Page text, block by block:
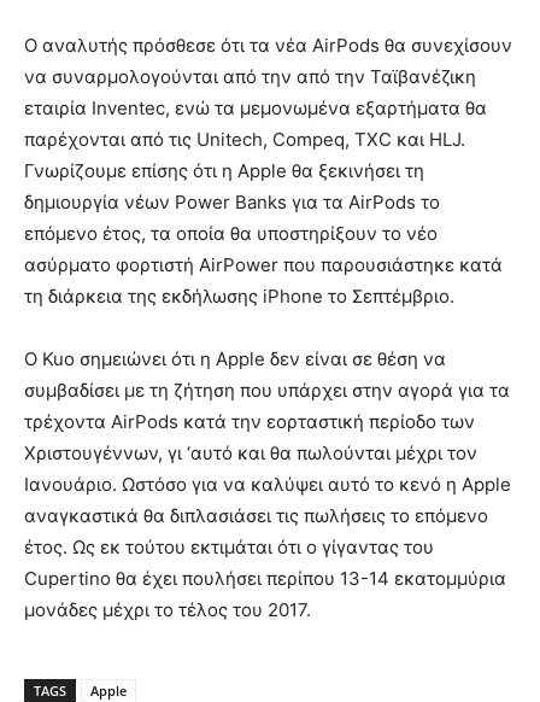
Ο αναλυτής πρόσθεσε ότι τα νέα AirPods θα συνεχίσουν
να συναρμολογούνται από την από την Ταϊβανέζικη
εταιρία Inventec, ενώ τα μεμονωμένα εξαρτήματα θα
παρέχονται από τις Unitech, Compeq, TXC και HLJ.
Γνωρίζουμε επίσης ότι η Apple θα ξεκινήσει τη
δημιουργία νέων Power Banks για τα AirPods το
επόμενο έτος, τα οποία θα υποστηρίξουν το νέο
ασύρματο φορτιστή AirPower που παρουσιάστηκε κατά
τη διάρκεια της εκδήλωσης iPhone το Σεπτέμβριο.
Ο Kuo σημειώνει ότι η Apple δεν είναι σε θέση να
συμβαδίσει με τη ζήτηση που υπάρχει στην αγορά για τα
τρέχοντα AirPods κατά την εορταστική περίοδο των
Χριστουγέννων, γι ‘αυτό και θα πωλούνται μέχρι τον
Ιανουάριο. Ωστόσο για να καλύψει αυτό το κενό η Apple
αναγκαστικά θα διπλασιάσει τις πωλήσεις το επόμενο
έτος. Ως εκ τούτου εκτιμάται ότι ο γίγαντας του
Cupertino θα έχει πουλήσει περίπου 13-14 εκατομμύρια
μονάδες μέχρι το τέλος του 2017.
TAGS Apple